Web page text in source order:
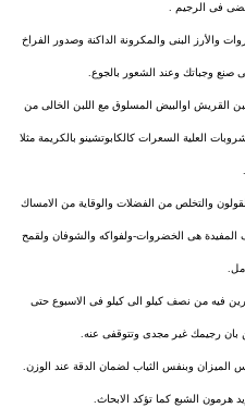
فى الرجيم .
والأرز البنى والمكرونة الداكنة وصدور الفراخ
صنع وجباتك وعند الشعور بالجوع.
القريش اوالبيض المسلوق مع اللبن الخالى من
العلية السعرات كالكابوتشينو بالكريمة مثلا
والتخلص من الفضلات والوقاية من الامساك
المفيدة هى الخضروات-ولفواكه والشوفان ولقمح
فيه من نصف كيلو الى كيلو فى الاسبوع حتى
بان رجيمك غير مجدى وتتوقفى عنه.
وبنفس الثياب لضمان الدقة عند الوزن.
هرمون الشبع كما تؤكد الابحاث.